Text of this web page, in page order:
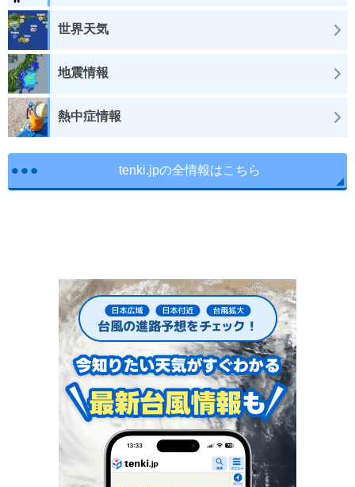
世界天気
地震情報
熱中症情報
tenki.jpの全情報はこちら